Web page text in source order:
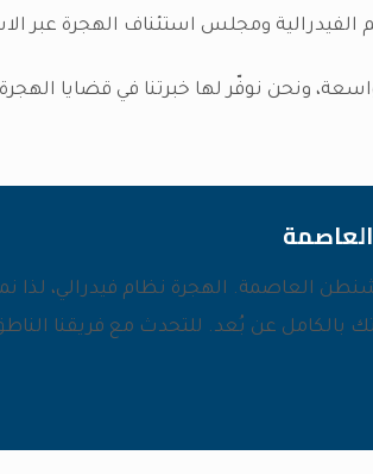
الفيدرالية ومجلس استئناف الهجرة عبر
ونحن نوفّر لها خبرتنا في قضايا الهجرة
العاصمة. الهجرة نظام فيدرالي، لذا
بالكامل عن بُعد. للتحدث مع فريقنا